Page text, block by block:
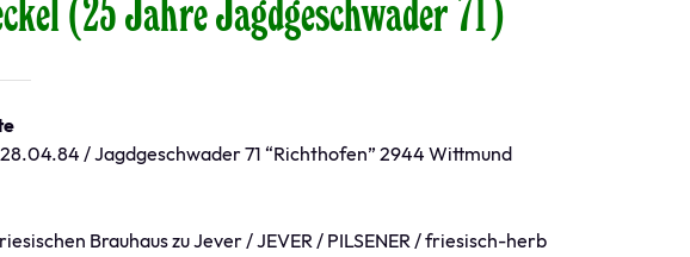
(25 Jahre Jagdgeschwader 71)
/ Jagdgeschwader 71 “Richthofen” 2944 Wittmund
Brauhaus zu Jever / JEVER / PILSENER / friesisch-herb